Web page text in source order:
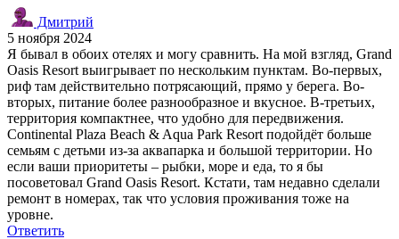
Дмитрий
5 ноября 2024
Я бывал в обоих отелях и могу сравнить. На мой взгляд, Grand
Oasis Resort выигрывает по нескольким пунктам. Во-первых,
риф там действительно потрясающий, прямо у берега. Во-
вторых, питание более разнообразное и вкусное. В-третьих,
территория компактнее, что удобно для передвижения.
Continental Plaza Beach & Aqua Park Resort подойдёт больше
семьям с детьми из-за аквапарка и большой территории. Но
если ваши приоритеты – рыбки, море и еда, то я бы
посоветовал Grand Oasis Resort. Кстати, там недавно сделали
ремонт в номерах, так что условия проживания тоже на
уровне.
Ответить